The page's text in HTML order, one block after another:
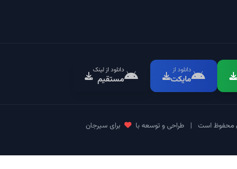
دانلود از
مایکت
دانلود از لینک
مستقیم
| طراحی و توسعه با برای سیرجان